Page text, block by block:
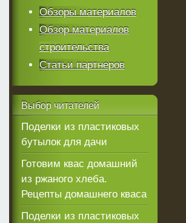
Обзоры материалов
Обзор материалов
строительства
Статьи партнеров
Выборчитателей
Поделки из пластиковых
бутылок для дачи
Готовим квас домашний
из ржаного хлеба.
Рецепты домашнего кваса
Поделки из пластиковых